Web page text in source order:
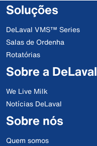
Soluções
DeLaval VMS™ Series
Salas de Ordenha
Rotatórias
Sobre a DeLaval
We Live Milk
Notícias DeLaval
Sobre nós
Quem somos